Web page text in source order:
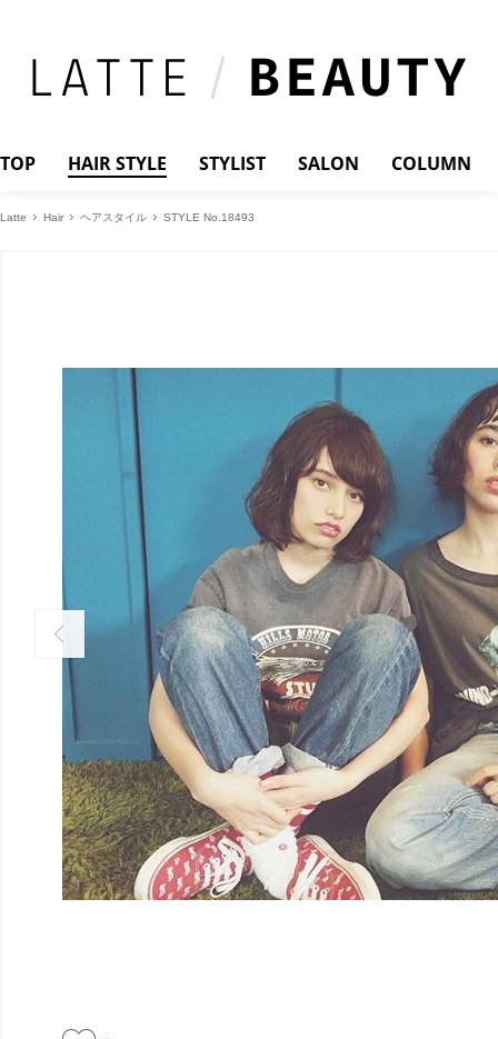
TOP HAIR STYLE STYLIST SALON COLUMN
Latte Hair ヘアスタイル STYLE No.18493